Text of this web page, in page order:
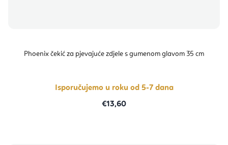
Phoenix čekić za pjevajuće zdjele s gumenom glavom 35 cm
Isporučujemo u roku od 5-7 dana
€13,60